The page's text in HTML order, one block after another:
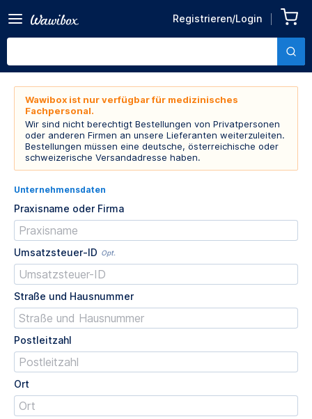
Registrieren/Login
Wawibox ist nur verfügbar für medizinisches
Fachpersonal.
Wir sind nicht berechtigt Bestellungen von Privatpersonen
oder anderen Firmen an unsere Lieferanten weiterzuleiten.
Bestellungen müssen eine deutsche, österreichische oder
schweizerische Versandadresse haben.
Unternehmensdaten
Praxisname oder Firma
Umsatzsteuer-ID Opt.
Straße und Hausnummer
Postleitzahl
Ort